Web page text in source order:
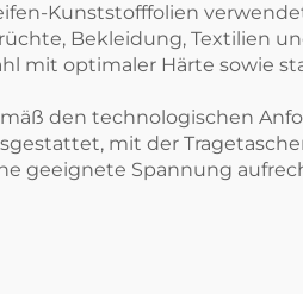
Kunststofffolien
Bekleidung, Textilien
mit optimaler Härte sowie
den technologischen
mit der
geeignete Spannung